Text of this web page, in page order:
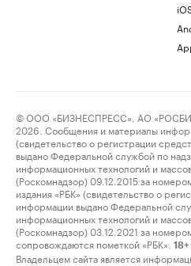
© ООО «БИЗНЕСПРЕСС», АО
2026. Сообщения и материалы
(свидетельство о регистрации
выдано Федеральной службой по
информационных технологий и
(Роскомнадзор) 09.12.2015 за
издания «РБК» (свидетельство о
информации выдано Федеральной
информационных технологий и
(Роскомнадзор) 03.12.2021 за
сопровождаются пометкой «РБК».
18+
Владельцем сайта является